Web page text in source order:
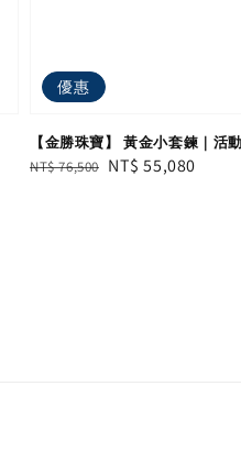
優惠
【金勝珠寶】 黃金小套鍊｜活
Regular
NT$ 76,500 Sale
NT$ 55,080